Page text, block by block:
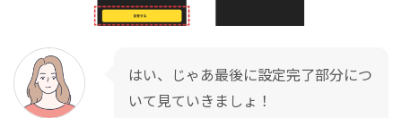
はい、じゃあ最後に設定完了部分につ
いて見ていきましょ！